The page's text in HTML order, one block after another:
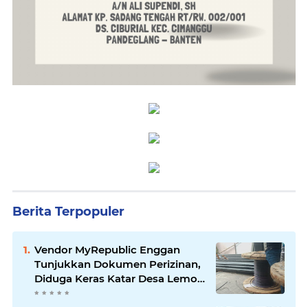
Berita Terpopuler
Vendor MyRepublic Enggan
Tunjukkan Dokumen Perizinan,
Diduga Keras Katar Desa Lemo
Disebut Handle Kordinasi